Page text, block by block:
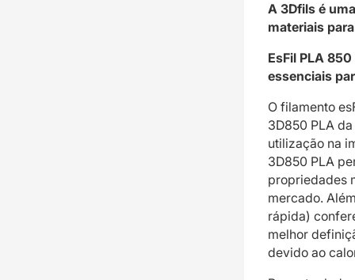
A 3Dfils é
materiais
EsFil PLA
essenciais
O filamento
3D850 PLA
utilização na
3D850 PLA
propriedades
mercado.
rápida)
melhor
devido ao